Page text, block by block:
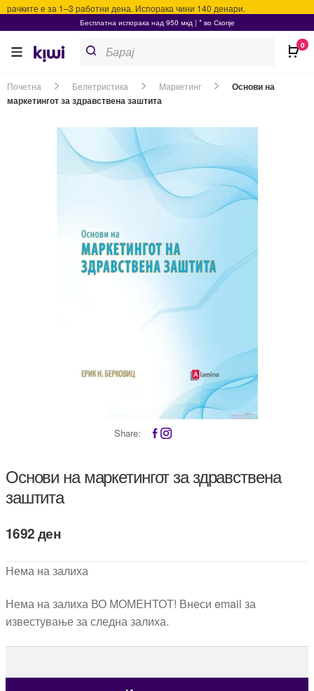
е за 1–3 работни дена. Испорака чини 140 денари.
Бесплатна испорака над 950 мкд | * во Скопје
search
Почетна Белетристика Маркетинг
Основи на
маркетингот за здравствена заштита
Share:
Основи на маркетингот за здравствена
заштита
1692ден
Нема на залиха
Нема на залиха ВО МОМЕНТОТ! Внеси email за
известување за следна залиха.
0